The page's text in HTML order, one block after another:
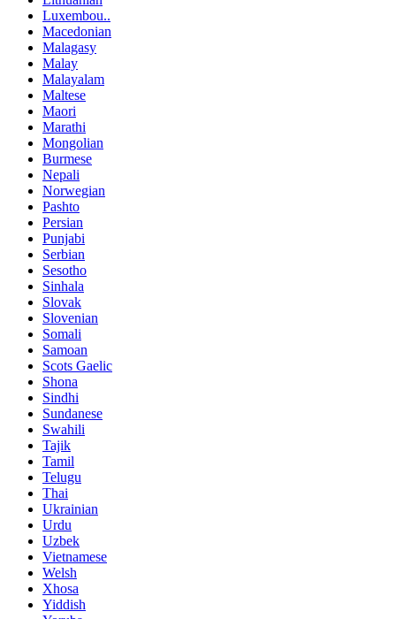
Luxembou..
Macedonian
Malagasy
Malay
Malayalam
Maltese
Maori
Marathi
Mongolian
Burmese
Nepali
Norwegian
Pashto
Persian
Punjabi
Serbian
Sesotho
Sinhala
Slovak
Slovenian
Somali
Samoan
Scots Gaelic
Shona
Sindhi
Sundanese
Swahili
Tajik
Tamil
Telugu
Thai
Ukrainian
Urdu
Uzbek
Vietnamese
Welsh
Xhosa
Yiddish